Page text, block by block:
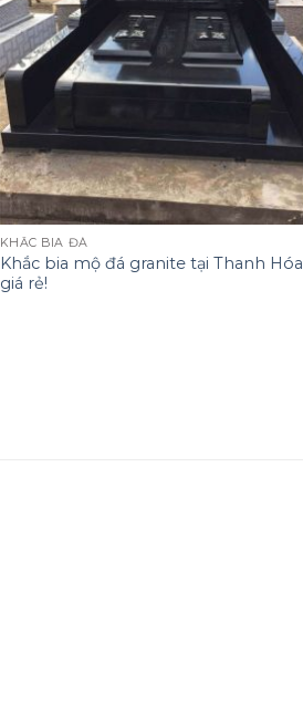
KHẮC BIA ĐÁ
Khắc bia mộ đá granite tại Thanh Hóa
giá rẻ!